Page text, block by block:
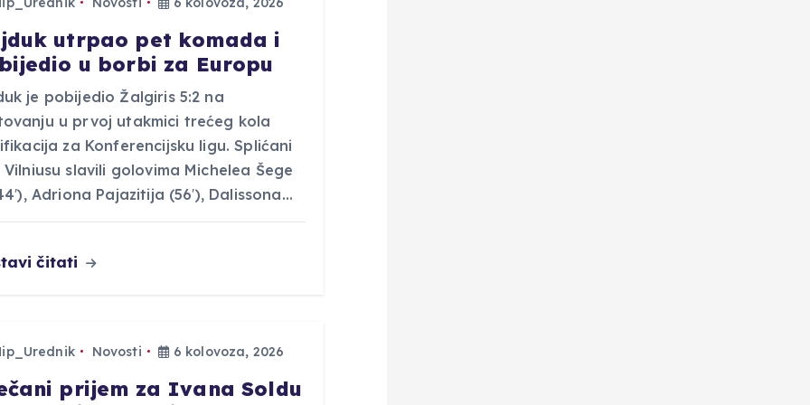
utrpao pet komada i
u borbi za Europu
je pobijedio Žalgiris 5:2 na
u prvoj utakmici trećeg kola
za Konferencijsku ligu. Splićani
Vilniusu slavili golovima Michelea Šege
Adriona Pajazitija (56′), Dalissona…
čitati
Novosti 6 kolovoza, 2026
prijem za Ivana Soldu